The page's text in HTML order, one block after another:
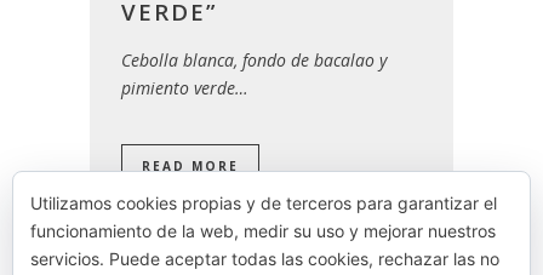
VERDE”
Cebolla blanca, fondo de bacalao y
pimiento verde…
READ MORE
ByJosean Alija
Utilizamos cookies propias y de terceros para garantizar el
funcionamiento de la web, medir su uso y mejorar nuestros
servicios. Puede aceptar todas las cookies, rechazar las no